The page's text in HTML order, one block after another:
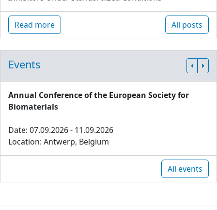
Read more All posts
Events
Annual Conference of the European Society for
Biomaterials
Date: 07.09.2026 - 11.09.2026
Location: Antwerp, Belgium
All events